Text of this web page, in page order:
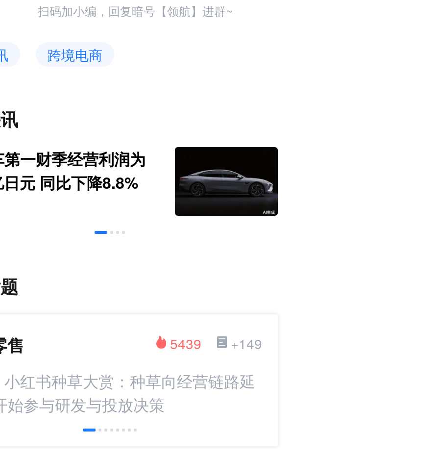
扫码加小编，回复暗号【领航】进群~
跨境电商
一财季经营利润为
元 同比下降8.8%
售 +149
5439
红书种草大赏：种草向经营链路延
始参与研发与投放决策